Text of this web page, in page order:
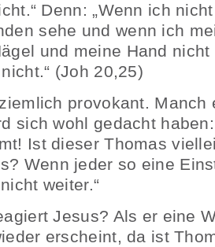
Denn: „Wenn ich
sehe und wenn ich
und meine Hand
(Joh 20,25)
provokant. Manch
sich wohl gedacht
Ist dieser Thomas
Wenn jeder so eine
weiter.“
Jesus? Als er eine
erscheint, da ist